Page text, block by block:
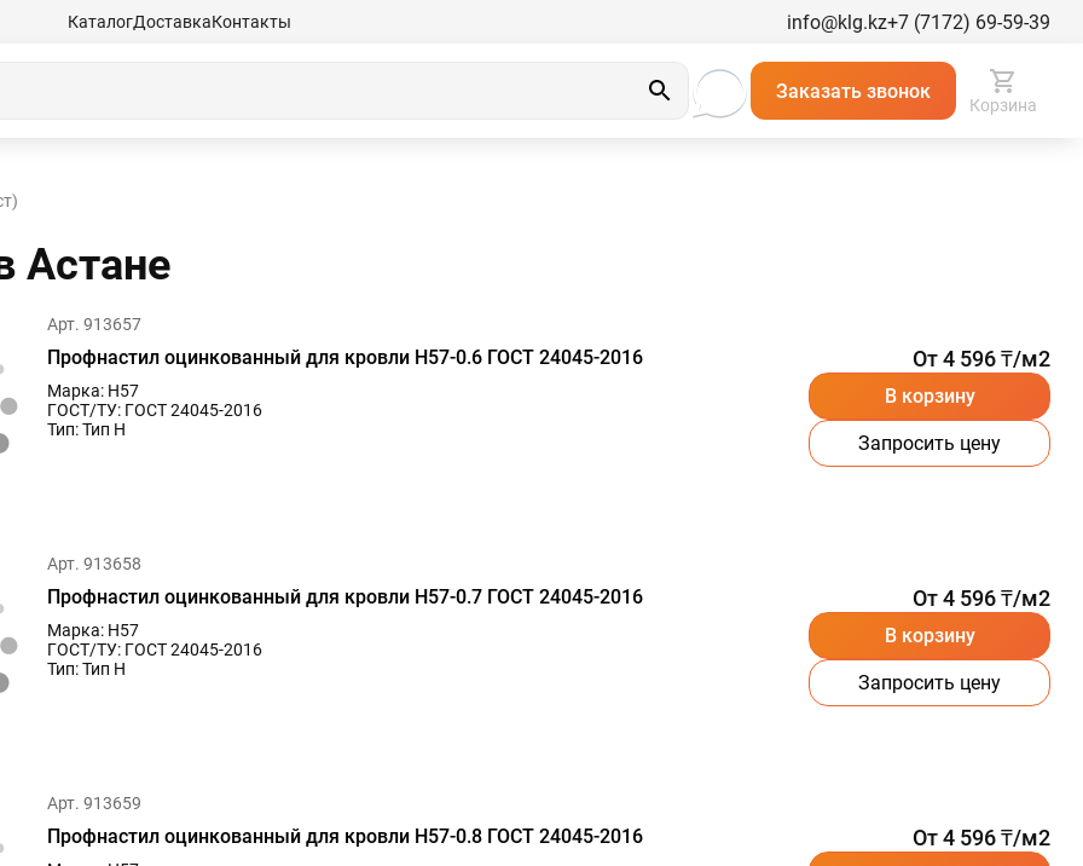
КаталогДоставкаКонтакты info@klg.kz+7 (7172) 69-59-39
Заказать звонок
Корзина
Астанe
Арт. 913657
Профнастил оцинкованный для кровли Н57-0.6 ГОСТ 24045-2016
Марка: Н57
ГОСТ/ТУ: ГОСТ 24045-2016
Тип: Тип Н
От 4 596 ₸/м2
В корзину
Запросить цену
Арт. 913658
Профнастил оцинкованный для кровли Н57-0.7 ГОСТ 24045-2016
Марка: Н57
ГОСТ/ТУ: ГОСТ 24045-2016
Тип: Тип Н
От 4 596 ₸/м2
В корзину
Запросить цену
Арт. 913659
Профнастил оцинкованный для кровли Н57-0.8 ГОСТ 24045-2016 От 4 596 ₸/м2